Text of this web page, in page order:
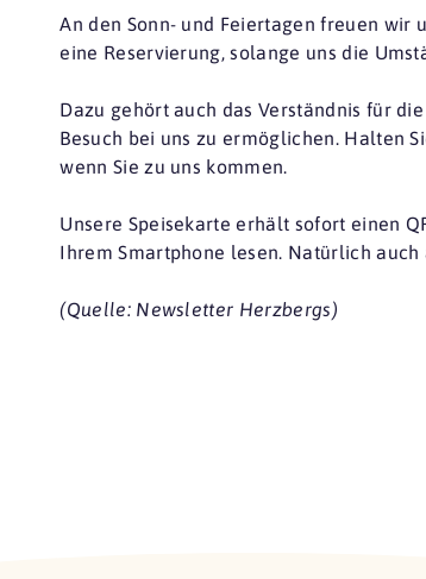
An den Sonn- und Feiertagen freuen wir
eine Reservierung, solange uns die
Dazu gehört auch das Verständnis für
Besuch bei uns zu ermöglichen. Halten
wenn Sie zu uns kommen.
Unsere Speisekarte erhält sofort einen
Ihrem Smartphone lesen. Natürlich auch
(Quelle: Newsletter Herzbergs)